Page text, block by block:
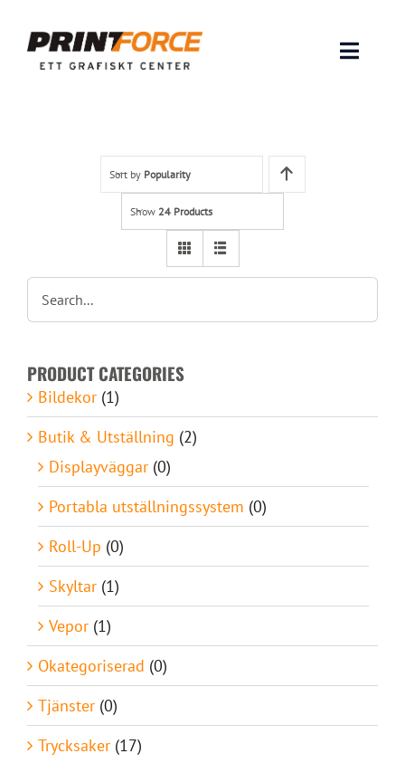
content
Toggle
INSPIRATION
Lämna original & filer
Om oss
Kontakt
Sort by Popularity
Show 24 Products
PRODUCT CATEGORIES
Bildekor (1)
Butik & Utställning (2)
Displayväggar (0)
Portabla utställningssystem (0)
Roll-Up (0)
Skyltar (1)
Vepor (1)
Okategoriserad (0)
Tjänster (0)
Trycksaker (17)